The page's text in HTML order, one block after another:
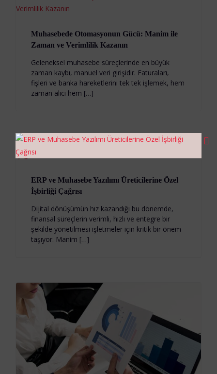
Muhasebede Otomasyonun Gücü: Manim ile
Zaman ve Verimlilik Kazanın
Geleneksel muhasebe süreçlerinde en büyük
zaman kaybı, manuel veri girişidir. Faturaları,
fişleri ve banka hareketlerini tek tek işlemek, hem
zaman alıcı hem […]
ERP ve Muhasebe Yazılımı Üreticilerine Özel
İşbirliği Çağrısı
Dijital dönüşümün hız kazandığı bu dönemde,
finansal süreçlerin verimli, hızlı ve entegre bir
şekilde yönetilmesi işletmeler için kritik bir önem
taşıyor. Manim […]